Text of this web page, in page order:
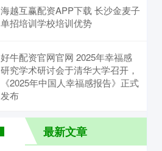
海越互赢配资APP下载 长沙金麦子
单招培训学校培训优势
好牛配资官网官网 2025年幸福感
研究学术研讨会于清华大学召开，
《2025年中国人幸福感报告》正式
发布
最新文章